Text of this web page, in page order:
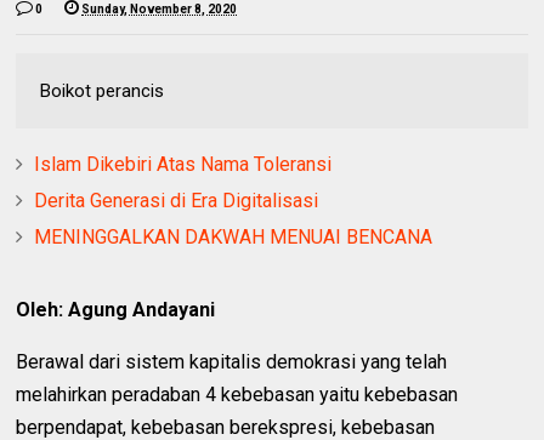
0 Sunday, November 8, 2020
Boikot perancis
Islam Dikebiri Atas Nama Toleransi
Derita Generasi di Era Digitalisasi
MENINGGALKAN DAKWAH MENUAI BENCANA
Oleh: Agung Andayani
Berawal dari sistem kapitalis demokrasi yang telah
melahirkan peradaban 4 kebebasan yaitu kebebasan
berpendapat, kebebasan berekspresi, kebebasan